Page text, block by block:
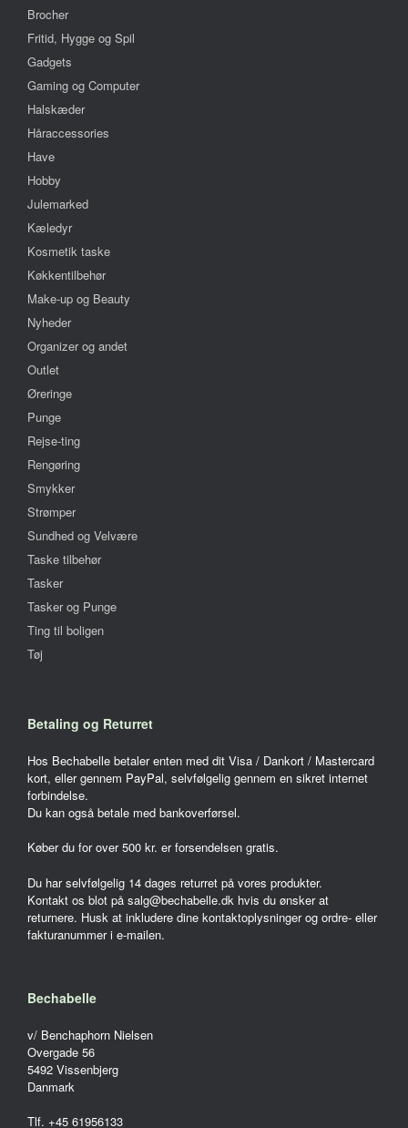
Brocher
Fritid, Hygge og Spil
Gadgets
Gaming og Computer
Halskæder
Håraccessories
Have
Hobby
Julemarked
Kæledyr
Kosmetik taske
Køkkentilbehør
Make-up og Beauty
Nyheder
Organizer og andet
Outlet
Øreringe
Punge
Rejse-ting
Rengøring
Smykker
Strømper
Sundhed og Velvære
Taske tilbehør
Tasker
Tasker og Punge
Ting til boligen
Tøj
Betaling og Returret
Hos Bechabelle betaler enten med dit Visa / Dankort / Mastercard
kort, eller gennem PayPal, selvfølgelig gennem en sikret internet
forbindelse.
Du kan også betale med bankoverførsel.
Køber du for over 500 kr. er forsendelsen gratis.
Du har selvfølgelig 14 dages returret på vores produkter.
Kontakt os blot på salg@bechabelle.dk hvis du ønsker at
returnere. Husk at inkludere dine kontaktoplysninger og ordre- eller
fakturanummer i e-mailen.
Bechabelle
v/ Benchaphorn Nielsen
Overgade 56
5492 Vissenbjerg
Danmark
Tlf. +45 61956133